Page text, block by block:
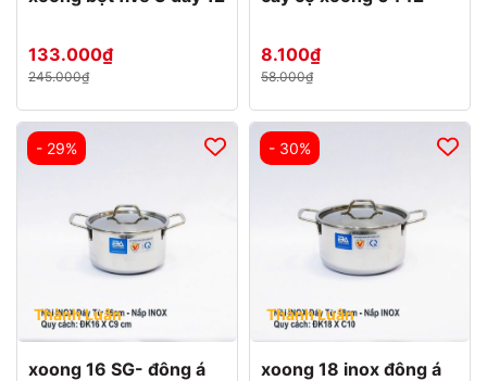
133.000₫
245.000₫
8.100₫
58.000₫
- 29%
Thành Luân
xoong 16 SG- đông á
- 30%
Thành Luân
xoong 18 inox đông á